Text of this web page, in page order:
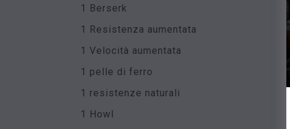
1 Berserk
1 Resistenza aumentata
1 Velocità aumentata
1 pelle di ferro
1 resistenze naturali
1 Howl